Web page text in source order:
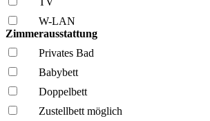
W-LAN
Zimmerausstattung
Privates Bad
Babybett
Doppelbett
Zustellbett möglich